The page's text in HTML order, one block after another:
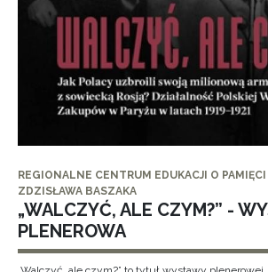
REGIONALNE CENTRUM EDUKACJI O
ZDZISŁAWA BASZAKA
„WALCZYĆ, ALE CZYM?” -
PLENEROWA